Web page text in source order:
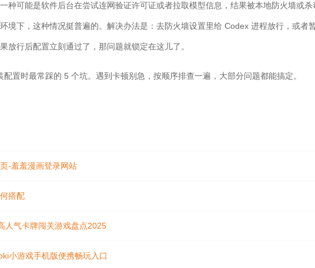
种可能是软件后台在尝试连网验证许可证或者拉取模型信息，结果被本地防火墙或杀
境下，这种情况挺普遍的。解决办法是：去防火墙设置里给 Codex 进程放行，或者
放行后配置立刻通过了，那问题就锁定在这儿了。
配置时最常踩的 5 个坑。遇到卡顿别急，按顺序排查一遍，大部分问题都能搞定。
-羞羞漫画登录网站
搭配
人气卡牌闯关游戏盘点2025
小游戏手机版便携畅玩入口​